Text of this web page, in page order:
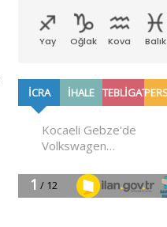
Yay Oğlak Kova Balık